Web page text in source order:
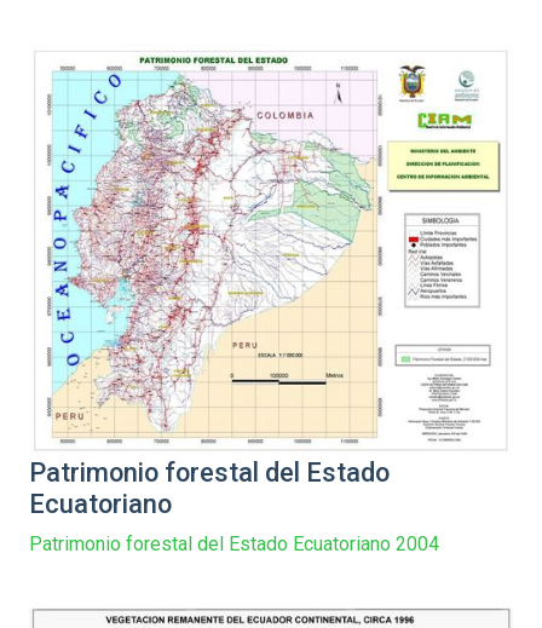
Patrimonio forestal del Estado
Ecuatoriano
Patrimonio forestal del Estado Ecuatoriano 2004